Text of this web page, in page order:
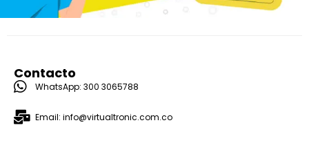
Contacto
WhatsApp: 300 3065788
Email: info@virtualtronic.com.co